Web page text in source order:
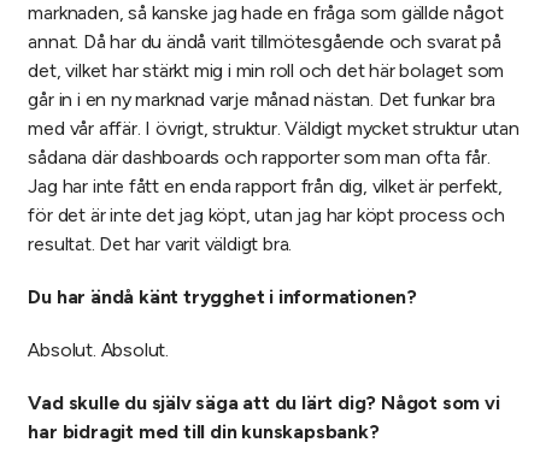
marknaden, så kanske jag hade en fråga som gällde något
annat. Då har du ändå varit tillmötesgående och svarat på
det, vilket har stärkt mig i min roll och det här bolaget som
går in i en ny marknad varje månad nästan. Det funkar bra
med vår affär. I övrigt, struktur. Väldigt mycket struktur utan
sådana där dashboards och rapporter som man ofta får.
Jag har inte fått en enda rapport från dig, vilket är perfekt,
för det är inte det jag köpt, utan jag har köpt process och
resultat. Det har varit väldigt bra.
Du har ändå känt trygghet i informationen?
Absolut. Absolut.
Vad skulle du själv säga att du lärt dig? Något som vi
har bidragit med till din kunskapsbank?